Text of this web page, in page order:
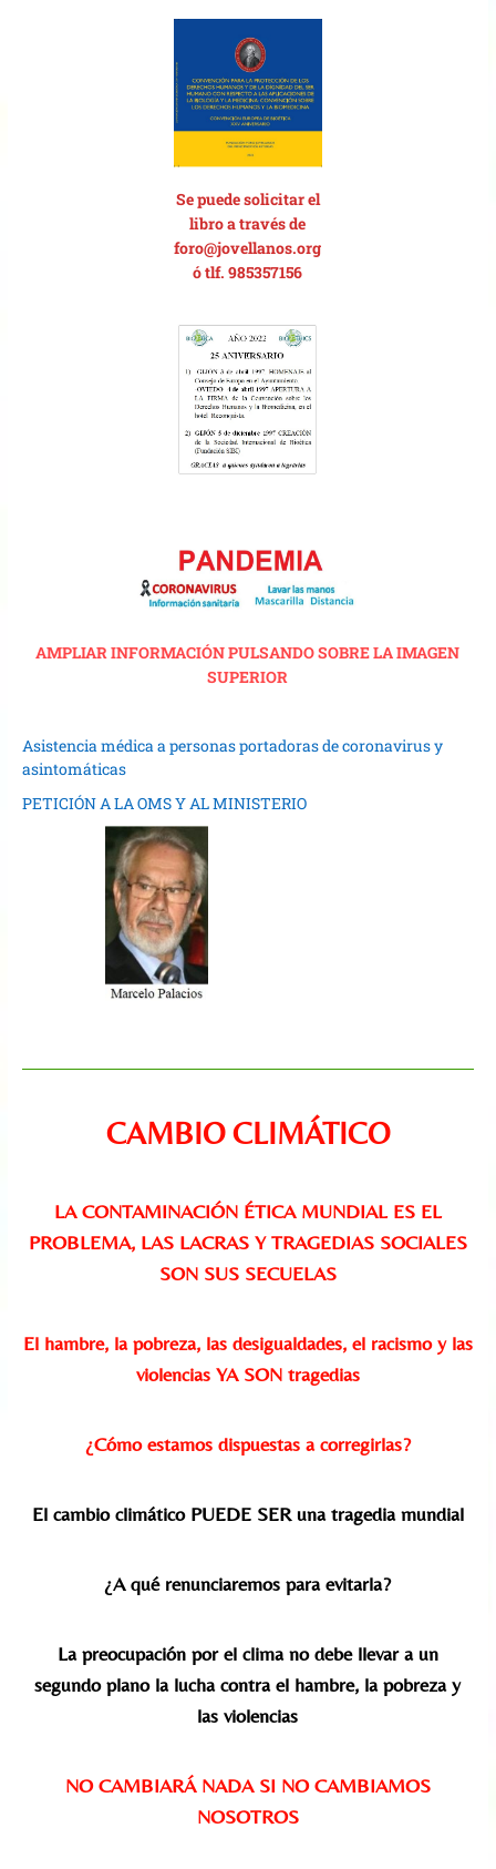
Se puede solicitar el
libro a través de
foro@jovellanos.org
ó tlf. 985357156
AMPLIAR INFORMACIÓN PULSANDO SOBRE LA IMAGEN
SUPERIOR
Asistencia médica a personas portadoras de coronavirus y
asintomáticas
PETICIÓN A LA OMS Y AL MINISTERIO
CAMBIO CLIMÁTICO
LA CONTAMINACIÓN ÉTICA MUNDIAL ES EL
PROBLEMA, LAS LACRAS Y TRAGEDIAS SOCIALES
SON SUS SECUELAS
El hambre, la pobreza, las desigualdades, el racismo y las
violencias YA SON tragedias
¿Cómo estamos dispuestas a corregirlas?
El cambio climático PUEDE SER una tragedia mundial
¿A qué renunciaremos para evitarla?
La preocupación por el clima no debe llevar a un
segundo plano la lucha contra el hambre, la pobreza y
las violencias
NO CAMBIARÁ NADA SI NO CAMBIAMOS
NOSOTROS